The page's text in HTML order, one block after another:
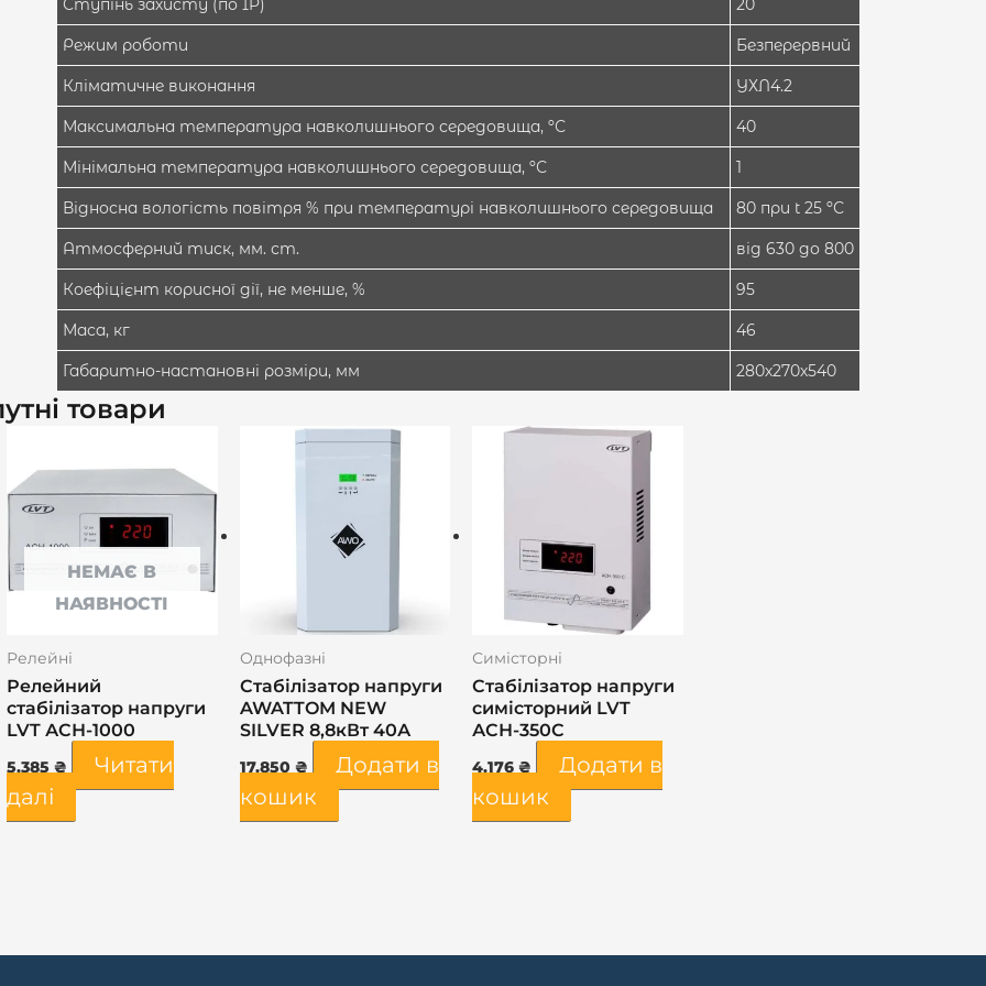
Ступінь захисту (по IP) 20
Режим роботи Безперервний
Кліматичне виконання УХЛ4.2
Максимальна температура навколишнього середовища, ºС 40
Мінімальна температура навколишнього середовища, ºС 1
Відносна вологість повітря % при температурі навколишнього середовища 80 при t 25 ºС
Атмосферний тиск, мм. ст. від 630 до 800
Коефіцієнт корисної дії, не менше, % 95
Маса, кг 46
Габаритно-настановні розміри, мм 280х270х540
товари
НЕМАЄ В
НАЯВНОСТІ
Релейні
Релейний
стабілізатор напруги
LVT АСН-1000
5.385 ₴
Читати
далі
Однофазні
Стабілізатор напруги
AWATTOM NEW
SILVER 8,8кВт 40А
17.850 ₴
Додати в
кошик
Симісторні
Стабілізатор напруги
симісторний LVT
АСН-350С
4.176₴
Додати в
кошик